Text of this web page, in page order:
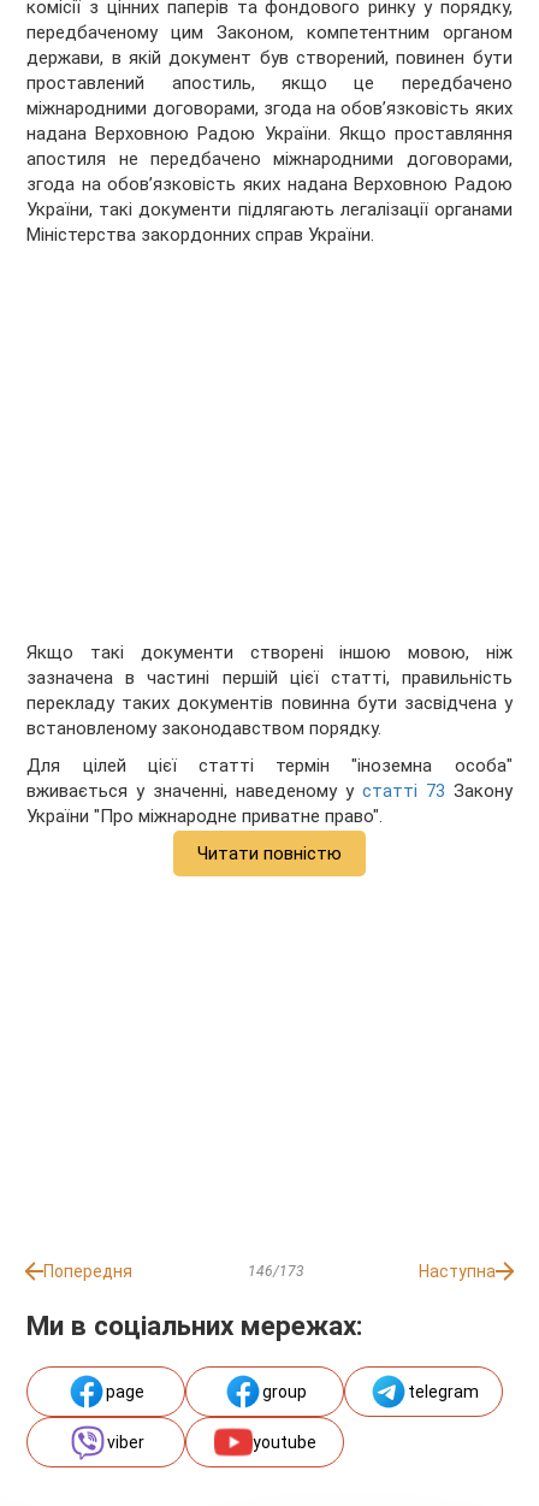
комісії з цінних паперів та фондового ринку у порядку,
передбаченому цим Законом, компетентним органом
держави, в якій документ був створений, повинен бути
проставлений апостиль, якщо це передбачено
міжнародними договорами, згода на обов’язковість яких
надана Верховною Радою України. Якщо проставляння
апостиля не передбачено міжнародними договорами,
згода на обов’язковість яких надана Верховною Радою
України, такі документи підлягають легалізації органами
Міністерства закордонних справ України.
Якщо такі документи створені іншою мовою, ніж
зазначена в частині першій цієї статті, правильність
перекладу таких документів повинна бути засвідчена у
встановленому законодавством порядку.
Для цілей цієї статті термін "іноземна особа"
вживається у значенні, наведеному у статті 73 Закону
України "Про міжнародне приватне право".
Читати повністю
Попередня 146/173 Наступна
Ми в соціальних мережах:
page group telegram
viber youtube